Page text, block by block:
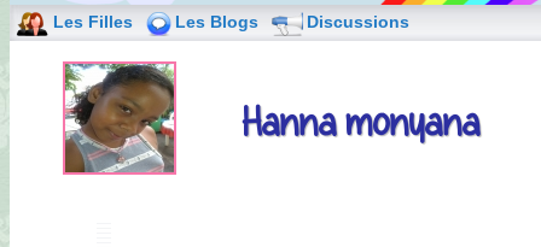
Les Filles Les Blogs Discussions
Hanna monyana